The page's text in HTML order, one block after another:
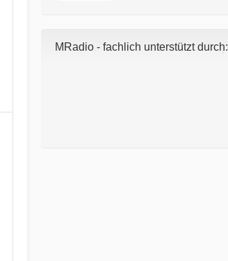
MRadio - fachlich unterstützt durch: